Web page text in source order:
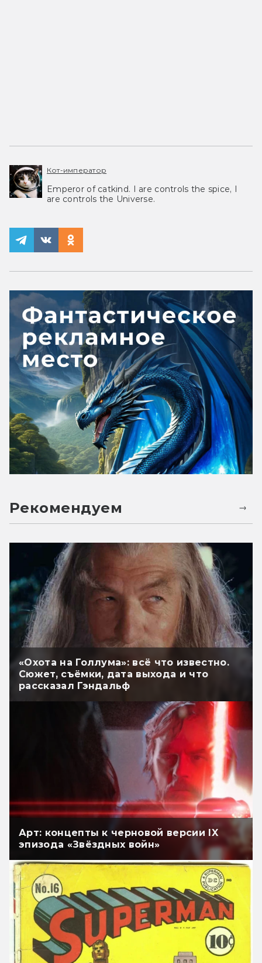
Кот-император
Emperor of catkind. I are controls the spice, I
are controls the Universe.
Рекомендуем
«Охота на Голлума»: всё что известно.
Сюжет, съёмки, дата выхода и что
рассказал Гэндальф
Арт: концепты к черновой версии IX
эпизода «Звёздных войн»